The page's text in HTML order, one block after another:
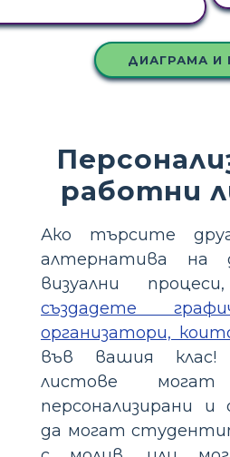
ДИАГРАМА И
работни
Ако търсите
алтернатива на
визуални
създадете
организатори,
във вашия клас!
листове
персонализирани
да могат